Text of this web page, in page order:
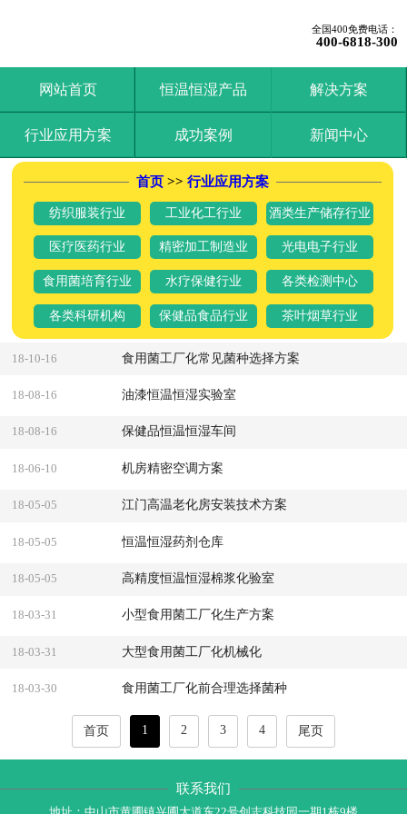
全国400免费电话：
400-6818-300
网站首页 恒温恒湿产品 解决方案
行业应用方案 成功案例 新闻中心
首页>> 行业应用方案
纺织服装行业 工业化工行业 酒类生产储存行业
医疗医药行业 精密加工制造业 光电电子行业
食用菌培育行业 水疗保健行业 各类检测中心
各类科研机构 保健品食品行业 茶叶烟草行业
18-10-16 食用菌工厂化常见菌种选择方案
18-08-16 油漆恒温恒湿实验室
18-08-16 保健品恒温恒湿车间
18-06-10 机房精密空调方案
18-05-05 江门高温老化房安装技术方案
18-05-05 恒温恒湿药剂仓库
18-05-05 高精度恒温恒湿棉浆化验室
18-03-31 小型食用菌工厂化生产方案
18-03-31 大型食用菌工厂化机械化
18-03-30 食用菌工厂化前合理选择菌种
首页 1 2 3 4 尾页
联系我们